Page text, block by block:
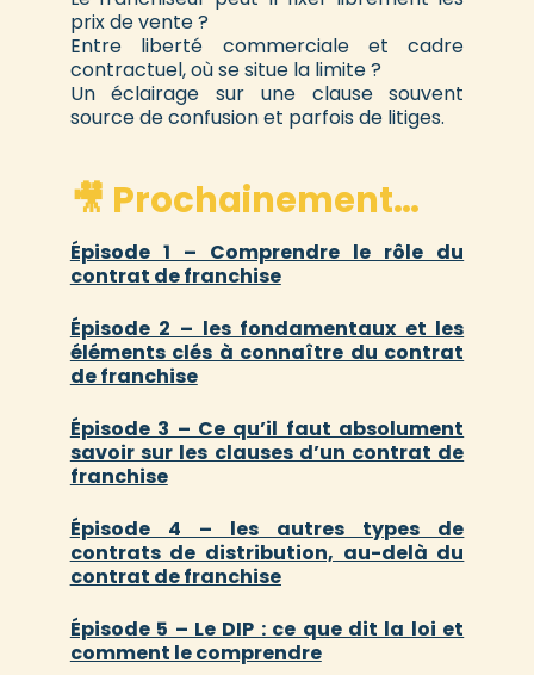
prix de vente ?
Entre liberté commerciale et cadre
contractuel, où se situe la limite ?
Un éclairage sur une clause souvent
source de confusion et parfois de litiges.
🎥 Prochainement…
Épisode 1 – Comprendre le rôle du
contrat de franchise
Épisode 2 – les fondamentaux et les
éléments clés à connaître du contrat
de franchise
Épisode 3 – Ce qu’il faut absolument
savoir sur les clauses d’un contrat de
franchise
Épisode 4 – les autres types de
contrats de distribution, au-delà du
contrat de franchise
Épisode 5 – Le DIP : ce que dit la loi et
comment le comprendre